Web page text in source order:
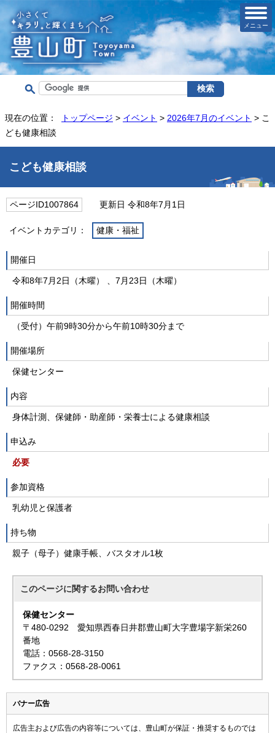
メニュー
現在の位置： トップページ > イベント > 2026年7月のイベント > こ
ども健康相談
こども健康相談
ページID1007864 更新日 令和8年7月1日
イベントカテゴリ： 健康・福祉
開催日
令和8年7月2日（木曜） 、7月23日（木曜）
開催時間
（受付）午前9時30分から午前10時30分まで
開催場所
保健センター
内容
身体計測、保健師・助産師・栄養士による健康相談
申込み
必要
参加資格
乳幼児と保護者
持ち物
親子（母子）健康手帳、バスタオル1枚
このページに関するお問い合わせ
保健センター
〒480-0292 愛知県西春日井郡豊山町大字豊場字新栄260
番地
電話：0568-28-3150
ファクス：0568-28-0061
バナー広告
広告主および広告の内容等については、豊山町が保証・推奨するものでは